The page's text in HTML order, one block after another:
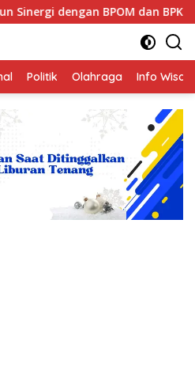
BPOM dan BPK RI
Politik Olahraga Info